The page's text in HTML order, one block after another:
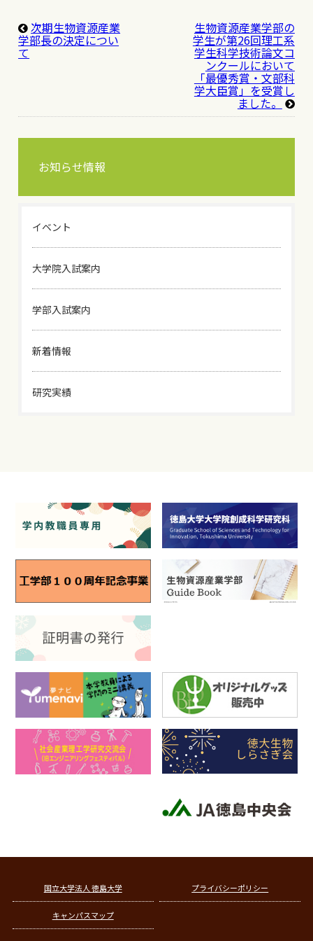
次期生物資源産業
学部長の決定につい
て
生物資源産業学部の
学生が第26回理工系
学生科学技術論文コ
ンクールにおいて
「最優秀賞・文部科
学大臣賞」を受賞し
ました。
お知らせ情報
イベント
大学院入試案内
学部入試案内
新着情報
研究実績
国立大学法人 徳島大学 プライバシーポリシー
キャンパスマップ